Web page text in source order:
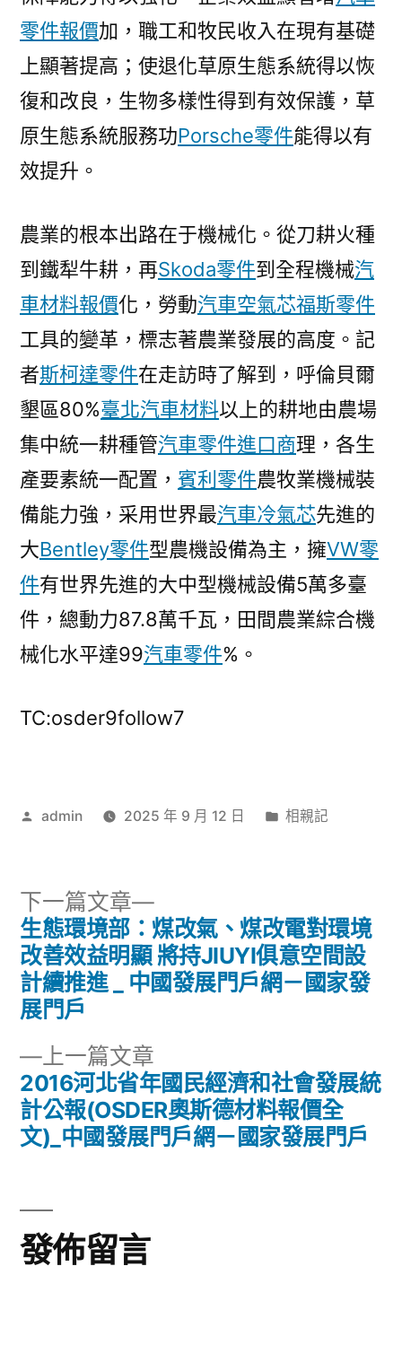
零件報價加，職工和牧民收入在現有基礎
上顯著提高；使退化草原生態系統得以恢
復和改良，生物多樣性得到有效保護，草
原生態系統服務功Porsche零件能得以有
效提升。
農業的根本出路在于機械化。從刀耕火種
到鐵犁牛耕，再Skoda零件到全程機械汽
車材料報價化，勞動汽車空氣芯福斯零件
工具的變革，標志著農業發展的高度。記
者斯柯達零件在走訪時了解到，呼倫貝爾
墾區80%臺北汽車材料以上的耕地由農場
集中統一耕種管汽車零件進口商理，各生
產要素統一配置， 賓利零件農牧業機械裝
備能力強，采用世界最汽車冷氣芯先進的
大Bentley零件型農機設備為主，擁VW零
件有世界先進的大中型機械設備5萬多臺
件，總動力87.8萬千瓦，田間農業綜合機
械化水平達99汽車零件%。
TC:osder9follow7
作
admin 2025 年 9 月 12 日
分
相親記
文
章
導
覽
上一篇文章
一
篇
文
2016河北省年國民經濟和社會發展統
計公報(OSDER奧斯德材料報價全
文)_中國發展門戶網－國家發展門戶
下一篇文章
下
一
篇
文
生態環境部：煤改氣、煤改電對環境
改善效益明顯 將持JIUYI俱意空間設
計續推進 _ 中國發展門戶網－國家發
展門戶
發佈留言